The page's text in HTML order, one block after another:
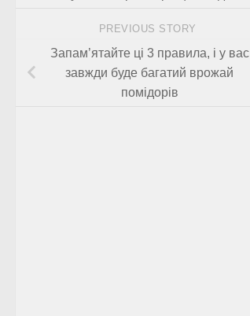
PREVIOUS STORY
Запам’ятайте ці 3 правила, і у вас
завжди буде багатий врожай
помідорів